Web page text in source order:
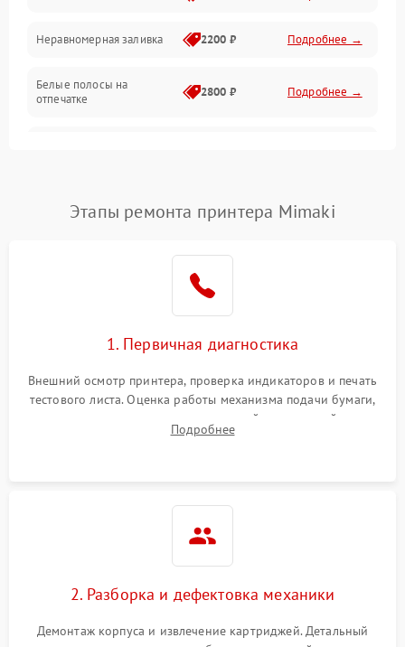
Режим работы
Питание и запуск
Неравномерная заливка 2200 ₽ Подробнее →
Белые полосы на
отпечатке
2800 ₽ Подробнее →
Этапы ремонта принтера Mimaki
1. Первичная диагностика
Внешний осмотр принтера, проверка индикаторов и печать
тестового листа. Оценка работы механизма подачи бумаги,
выявление посторонних шумов, замятий и первичный анализ
дефектов печати (полосы, фон, пробелы).
Подробнее
2. Разборка и дефектовка механики
Демонтаж корпуса и извлечение картриджей. Детальный